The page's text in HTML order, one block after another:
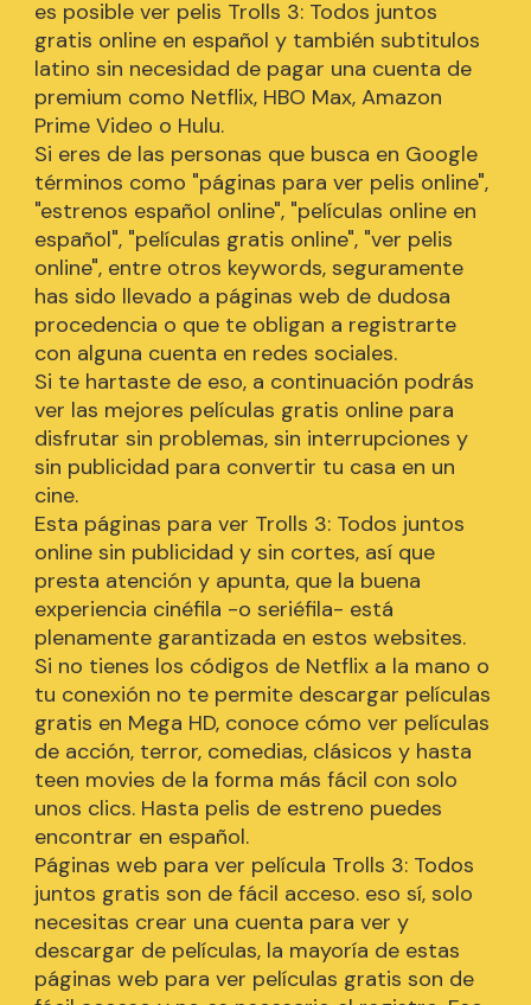
es posible ver pelis Trolls 3: Todos juntos
gratis online en español y también subtitulos
latino sin necesidad de pagar una cuenta de
premium como Netflix, HBO Max, Amazon
Prime Video o Hulu.
Si eres de las personas que busca en Google
términos como "páginas para ver pelis online",
"estrenos español online", "películas online en
español", "películas gratis online", "ver pelis
online", entre otros keywords, seguramente
has sido llevado a páginas web de dudosa
procedencia o que te obligan a registrarte
con alguna cuenta en redes sociales.
Si te hartaste de eso, a continuación podrás
ver las mejores películas gratis online para
disfrutar sin problemas, sin interrupciones y
sin publicidad para convertir tu casa en un
cine.
Esta páginas para ver Trolls 3: Todos juntos
online sin publicidad y sin cortes, así que
presta atención y apunta, que la buena
experiencia cinéfila -o seriéfila- está
plenamente garantizada en estos websites.
Si no tienes los códigos de Netflix a la mano o
tu conexión no te permite descargar películas
gratis en Mega HD, conoce cómo ver películas
de acción, terror, comedias, clásicos y hasta
teen movies de la forma más fácil con solo
unos clics. Hasta pelis de estreno puedes
encontrar en español.
Páginas web para ver película Trolls 3: Todos
juntos gratis son de fácil acceso. eso sí, solo
necesitas crear una cuenta para ver y
descargar de películas, la mayoría de estas
páginas web para ver películas gratis son de